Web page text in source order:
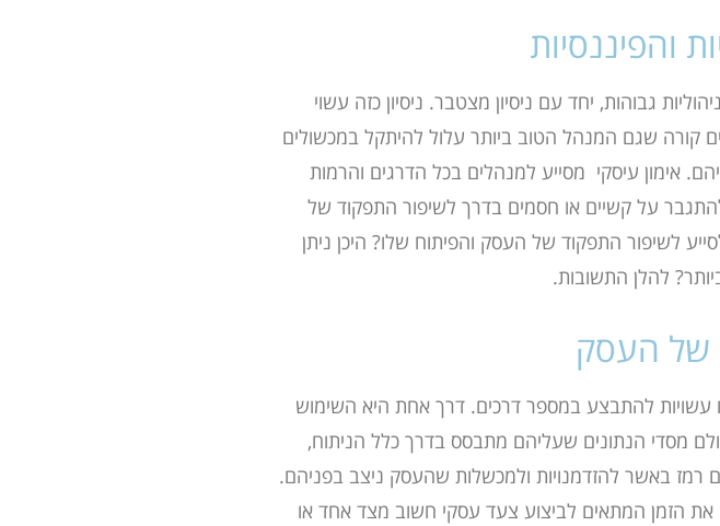
והפיננסיות
גבוהות, יחד עם ניסיון מצטבר. ניסיון כזה עשוי
קורה שגם המנהל הטוב ביותר עלול להיתקל במכשולים
אימון עיסקי מסייע למנהלים בכל הדרגים והרמות
על קשיים או חסמים בדרך לשיפור התפקוד של
לשיפור התפקוד של העסק והפיתוח שלו? היכן ניתן
להלן התשובות.
של העסק
להתבצע במספר דרכים. דרך אחת היא השימוש
מסדי הנתונים שעליהם מתבסס בדרך כלל הניתוח,
רמז באשר להזדמנויות ולמכשלות שהעסק ניצב בפניהם.
את הזמן המתאים לביצוע צעד עסקי חשוב מצד אחד או